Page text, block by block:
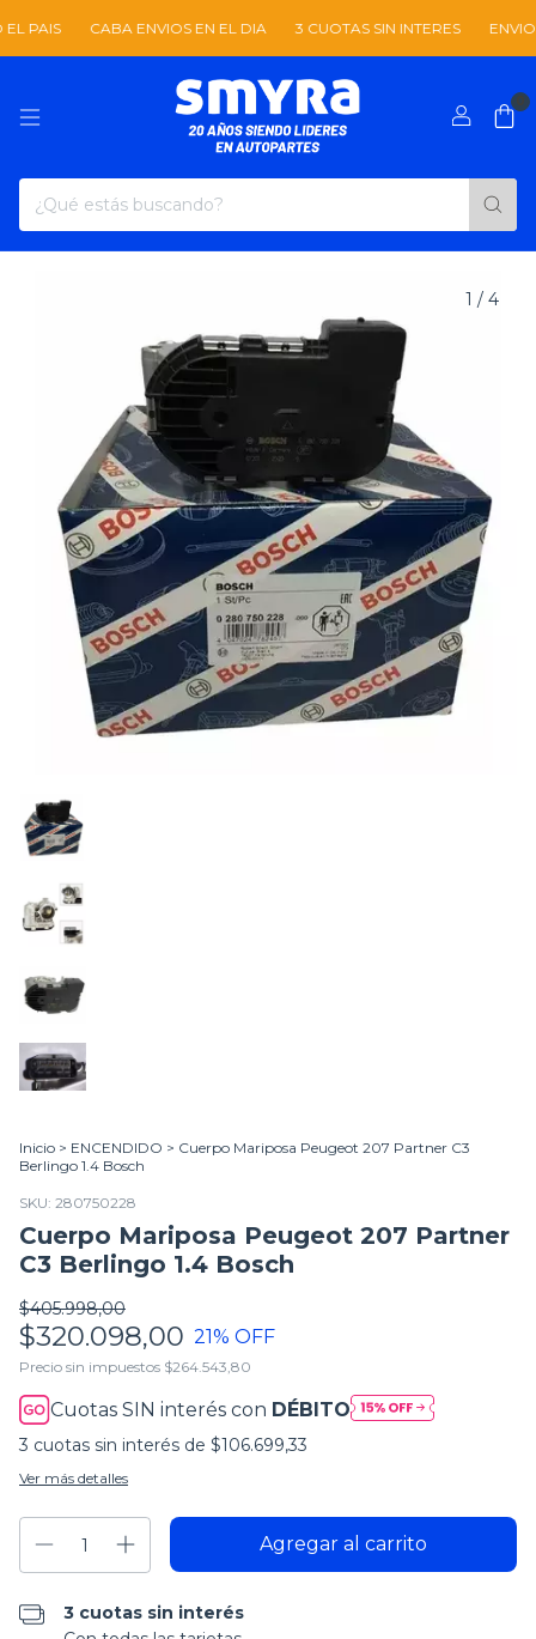
CABA ENVIOS EN EL DIA 3 CUOTAS SIN INTERES ENVIOS A
1 / 4
Inicio > ENCENDIDO > Cuerpo Mariposa Peugeot 207 Partner C3
Berlingo 1.4 Bosch
SKU: 280750228
Cuerpo Mariposa Peugeot 207 Partner
C3 Berlingo 1.4 Bosch
$405.998,00
$320.098,00 21% OFF
Precio sin impuestos $264.543,80
Cuotas SIN interés con DÉBITO
3 cuotas sin interés de $106.699,33
Ver más detalles
3 cuotas sin interés